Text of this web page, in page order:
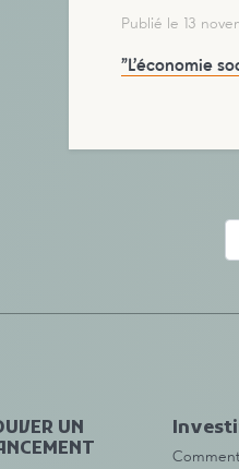
Publié le 13
"L’économie
UN